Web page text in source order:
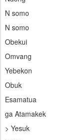
N somo
N somo
Obekui
Omvang
Yebekon
Obuk
Esamatua
ga Atamakek
> Yesuk